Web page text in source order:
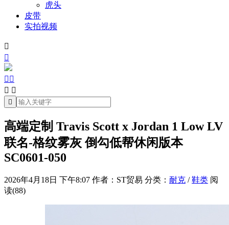
虎头
皮带
实拍视频


 
 

高端定制 Travis Scott x Jordan 1 Low LV
联名-格纹雾灰 倒勾低帮休闲版本
SC0601-050
2026年4月18日 下午8:07 作者：ST贸易 分类： 耐克 /鞋类 阅
读(88)